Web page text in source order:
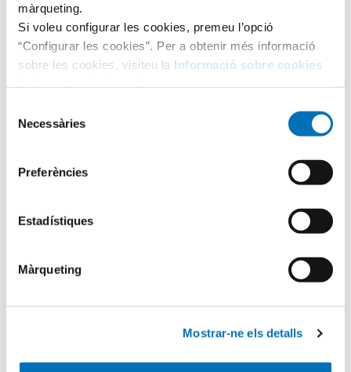
màrqueting.
Si voleu configurar les cookies, premeu l’opció
“Configurar les cookies”. Per a obtenir més informació
sobre les cookies, visiteu la Informació sobre cookies
Necessàries
Preferències
Estadístiques
Màrqueting
Mostrar-ne els detalls